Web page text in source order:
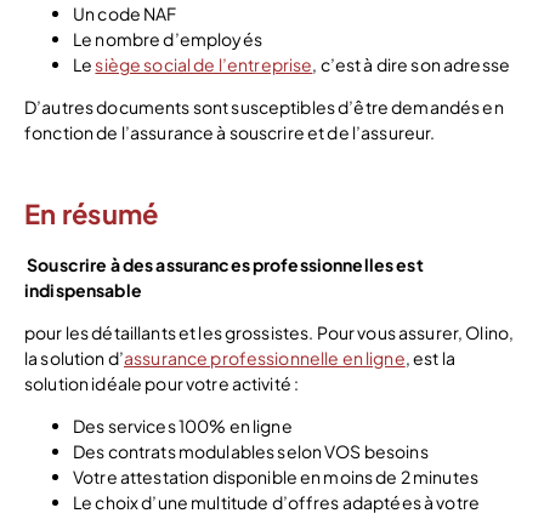
Un code NAF
Le nombre d’employés
Lesiège social de l’entreprise, c’est à dire son adresse
D’autres documents sont susceptibles d’être demandés en
fonction de l’assurance à souscrire et de l’assureur.
En résumé
Souscrire à des assurances professionnelles est
indispensable
pour les détaillants et les grossistes. Pour vous assurer, Olino,
la solution d’assurance professionnelle en ligne, est la
solution idéale pour votre activité :
Des services 100% en ligne
Des contrats modulables selon VOS besoins
Votre attestation disponible en moins de 2 minutes
Le choix d’une multitude d’offres adaptées à votre